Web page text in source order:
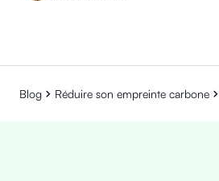
Blog Réduire son empreinte carbone